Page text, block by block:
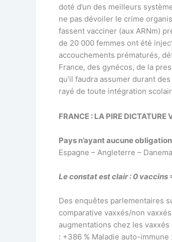
doté d’un des meilleurs
ne pas dévoiler le crime
fassent vacciner (aux ARNm)
de 20 000 femmes ont été
accouchements prématurés,
France, des gynécos, de la
qu’il faudra assumer durant
rayé de toute intégration
FRANCE : LA PIRE DICTATURE
Pays n’ayant aucune
Espagne – Angleterre –
Le constat est clair : 0 vaccins
Des enquêtes parlementaires
comparative vaxxés/non
augmentations chez les
: +386 % Maladie auto-